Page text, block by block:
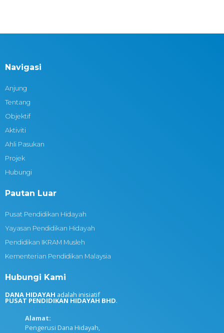
Navigasi
Anjung
Tentang
Objektif
Aktiviti
Ahli Pasukan
Projek
Hubungi
Pautan Luar
Pusat Pendidikan Hidayah
Yayasan Pendidikan Hidayah
Pendidikan IKRAM Musleh
Kementerian Pendidikan Malaysia
Hubungi Kami
DANA HIDAYAH adalah inisiatif
PUSAT PENDIDIKAN HIDAYAH BHD.
Alamat:
Pengerusi Dana Hidayah,